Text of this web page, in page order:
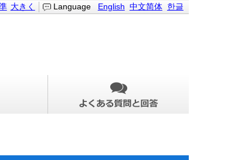
Language English 中文简体 한글
大きく